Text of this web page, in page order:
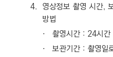
4. 영상정보 촬영 시간,
방법
ㆍ
촬영시간 : 24시간
ㆍ
보관기간 : 촬영일